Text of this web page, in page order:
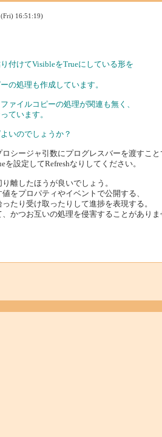
16:51:19)
付けてVisibleをTrueにしている形を
の処理も作成しています。
ァイルコピーの処理が関連も無く、
ています。
いのでしょうか？
シージャ引数にプログレスバーを渡すこと
設定してRefreshなりしてください。
離したほうが良いでしょう。
をプロパティやイベントで公開する、
たり受け取ったりして進捗を表現する。
かつお互いの処理を侵害することがありま